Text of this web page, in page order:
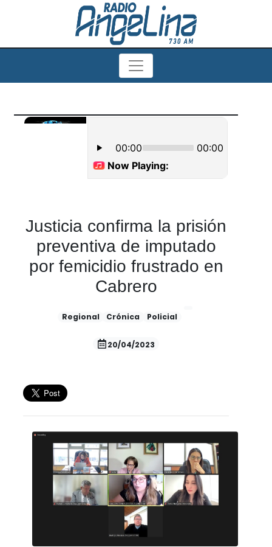
Justicia confirma la prisión
preventiva de imputado
por femicidio frustrado en
Cabrero
Regional Crónica Policial
20/04/2023